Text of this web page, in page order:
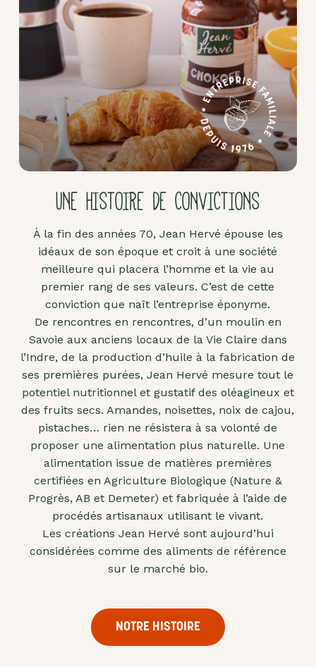
UNE HISTOIRE DE CONVICTIONS
À la fin des années 70, Jean Hervé épouse les
idéaux de son époque et croit à une société
meilleure qui placera l’homme et la vie au
premier rang de ses valeurs. C’est de cette
conviction que naît l’entreprise éponyme.
De rencontres en rencontres, d’un moulin en
Savoie aux anciens locaux de la Vie Claire dans
l’Indre, de la production d’huile à la fabrication de
ses premières purées, Jean Hervé mesure tout le
potentiel nutritionnel et gustatif des oléagineux et
des fruits secs. Amandes, noisettes, noix de cajou,
pistaches… rien ne résistera à sa volonté de
proposer une alimentation plus naturelle. Une
alimentation issue de matières premières
certifiées en Agriculture Biologique (Nature &
Progrès, AB et Demeter) et fabriquée à l’aide de
procédés artisanaux utilisant le vivant.
Les créations Jean Hervé sont aujourd’hui
considérées comme des aliments de référence
sur le marché bio.
NOTRE HISTOIRE
Pâte
d'amande
Pâtes à
tartiner
Produits
lacto-
fermentés
Produits
Purées
fruits
secs
Purées
sucrées
dites
"confits"
Livres
Anti-
gaspi
Promotions